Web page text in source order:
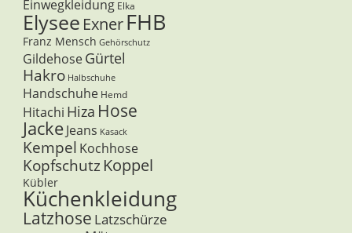
Einwegkleidung Elka
Elysee ExnerFHB
Franz Mensch Gehörschutz
GildehoseGürtel
Hakro Halbschuhe
Handschuhe Hemd
Hitachi Hiza Hose
JackeJeans Kasack
Kempel Kochhose
KopfschutzKoppel
Kübler
Küchenkleidung
Latzhose Latzschürze